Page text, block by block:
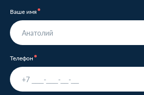
Ваше имя
Телефон